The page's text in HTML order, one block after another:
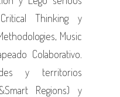
Thinking y
Music
Colaborativo.
y territorios
Regions) y